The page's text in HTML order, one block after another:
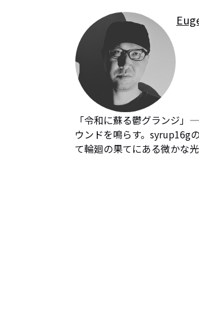
「令和に蘇る鬱グランジ
ウンドを鳴らす。syrup16g
て輪廻の果てにある微かな光